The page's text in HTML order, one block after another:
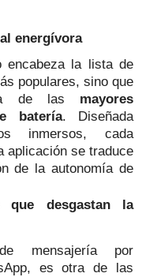
energívora
encabeza la lista de
populares, sino que
de las mayores
batería. Diseñada
inmersos, cada
aplicación se traduce
de la autonomía de
que desgastan la
mensajería por
es otra de las